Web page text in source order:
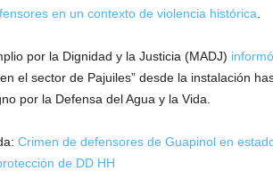
en un contexto de violencia histórica
por la Dignidad y la Justicia (MADJ) informó
el sector de Pajuiles” desde la instalación
por la Defensa del Agua y la Vida.
Crimen de defensores de Guapinol en
de DD HH